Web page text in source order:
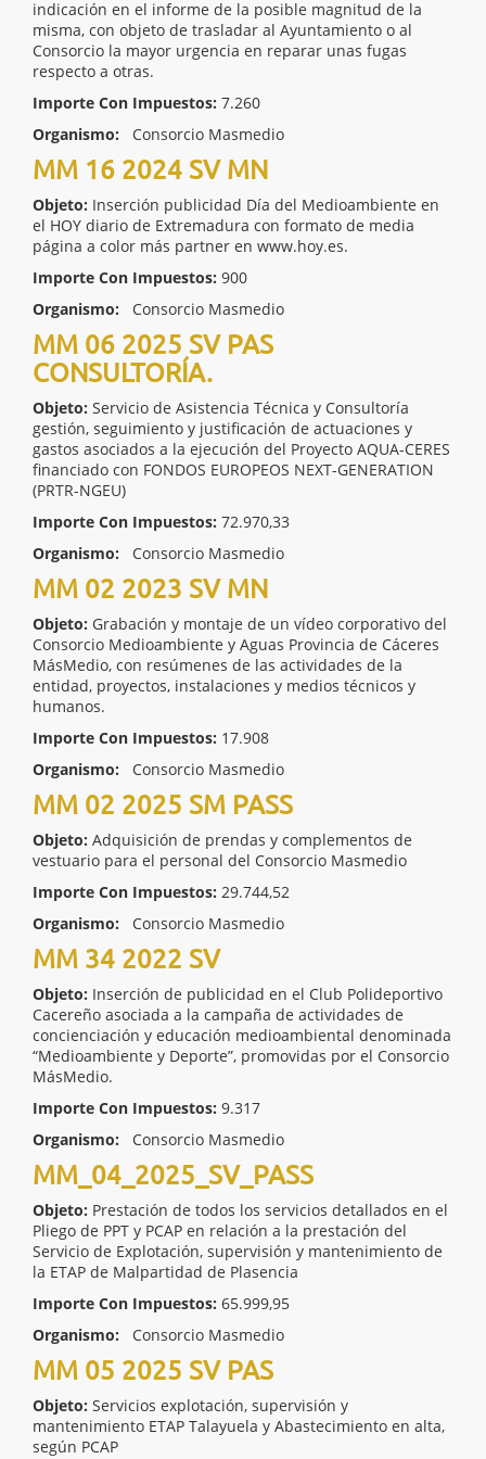
indicación en el informe de la posible magnitud de la
misma, con objeto de trasladar al Ayuntamiento o al
Consorcio la mayor urgencia en reparar unas fugas
respecto a otras.
Importe Con Impuestos: 7.260
Organismo:
Consorcio Masmedio
MM 16 2024 SV MN
Objeto: Inserción publicidad Día del Medioambiente en
el HOY diario de Extremadura con formato de media
página a color más partner en www.hoy.es.
Importe Con Impuestos: 900
Organismo:
Consorcio Masmedio
MM 06 2025 SV PAS
CONSULTORÍA.
Objeto: Servicio de Asistencia Técnica y Consultoría
gestión, seguimiento y justificación de actuaciones y
gastos asociados a la ejecución del Proyecto AQUA-CERES
financiado con FONDOS EUROPEOS NEXT-GENERATION
(PRTR-NGEU)
Importe Con Impuestos: 72.970,33
Organismo:
Consorcio Masmedio
MM 02 2023 SV MN
Objeto: Grabación y montaje de un vídeo corporativo del
Consorcio Medioambiente y Aguas Provincia de Cáceres
MásMedio, con resúmenes de las actividades de la
entidad, proyectos, instalaciones y medios técnicos y
humanos.
Importe Con Impuestos: 17.908
Organismo:
Consorcio Masmedio
MM 02 2025 SM PASS
Objeto: Adquisición de prendas y complementos de
vestuario para el personal del Consorcio Masmedio
Importe Con Impuestos: 29.744,52
Organismo:
Consorcio Masmedio
MM 34 2022 SV
Objeto: Inserción de publicidad en el Club Polideportivo
Cacereño asociada a la campaña de actividades de
concienciación y educación medioambiental denominada
“Medioambiente y Deporte”, promovidas por el Consorcio
MásMedio.
Importe Con Impuestos: 9.317
Organismo:
Consorcio Masmedio
MM_04_2025_SV_PASS
Objeto: Prestación de todos los servicios detallados en el
Pliego de PPT y PCAP en relación a la prestación del
Servicio de Explotación, supervisión y mantenimiento de
la ETAP de Malpartidad de Plasencia
Importe Con Impuestos: 65.999,95
Organismo:
Consorcio Masmedio
MM 05 2025 SV PAS
Objeto: Servicios explotación, supervisión y
mantenimiento ETAP Talayuela y Abastecimiento en alta,
según PCAP